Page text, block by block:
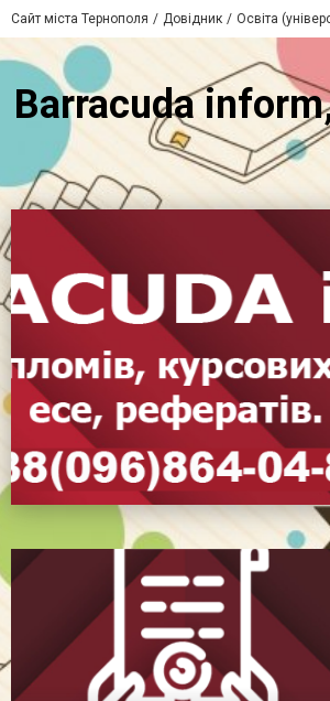
Сайт міста Тернополя Довідник Освіта
Barracuda